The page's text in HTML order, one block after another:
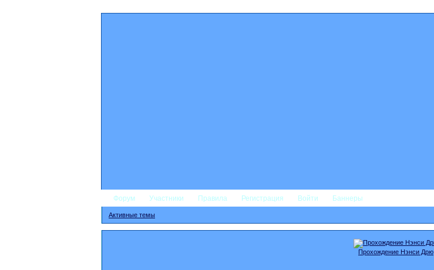
Форум Участники Правила Регистрация Войти Баннеры
Активные темы
Прохождение Нэнси Дрю